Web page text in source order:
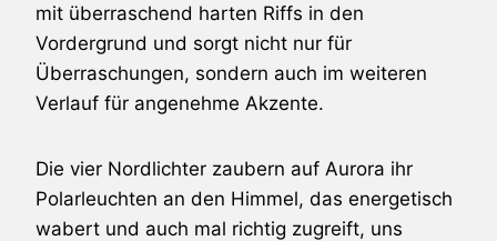
mit überraschend harten Riffs in den
Vordergrund und sorgt nicht nur für
Überraschungen, sondern auch im weiteren
Verlauf für angenehme Akzente.
Die vier Nordlichter zaubern auf Aurora ihr
Polarleuchten an den Himmel, das energetisch
wabert und auch mal richtig zugreift, uns